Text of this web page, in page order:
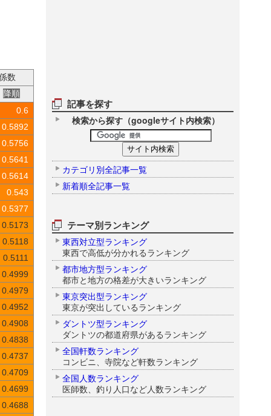
記事を探す
検索から探す（googleサイト内検索）
カテゴリ別全記事一覧
新着順全記事一覧
テーマ別ランキング
東西対立型ランキング
東西で高低が分かれるランキング
都市地方型ランキング
都市と地方の格差が大きいランキング
東京突出型ランキング
東京が突出しているランキング
ダントツ型ランキング
ダントツの都道府県があるランキング
全国軒数ランキング
コンビニ、寺院など軒数ランキング
全国人数ランキング
医師数、釣り人口など人数ランキング
数
降順
0.6
0.5892
0.5756
0.5641
0.5614
0.543
0.5377
0.5173
0.5118
0.5111
0.4999
0.4979
0.4952
0.4908
0.4838
0.4737
0.4709
0.4699
0.4688